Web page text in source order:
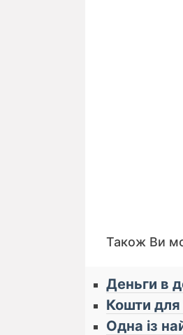
Також Ви
Деньги в
Кошти для
Одна із